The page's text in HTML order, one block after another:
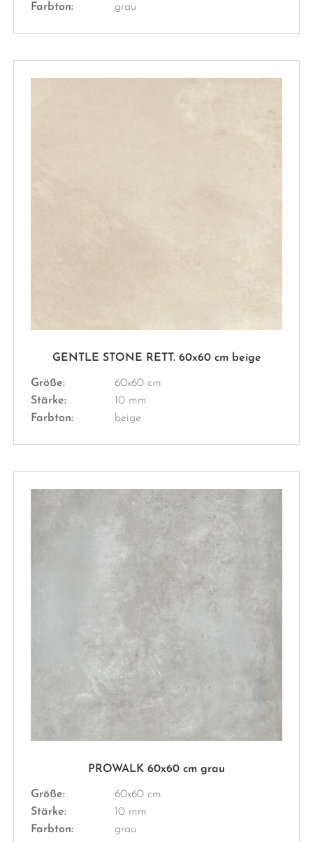
Farbton:
grau
GENTLE STONE RETT. 60x60 cm beige
Größe:
60x60 cm
Stärke:
10 mm
Farbton:
beige
PROWALK 60x60 cm grau
Größe:
60x60 cm
Stärke:
10 mm
Farbton:
grau